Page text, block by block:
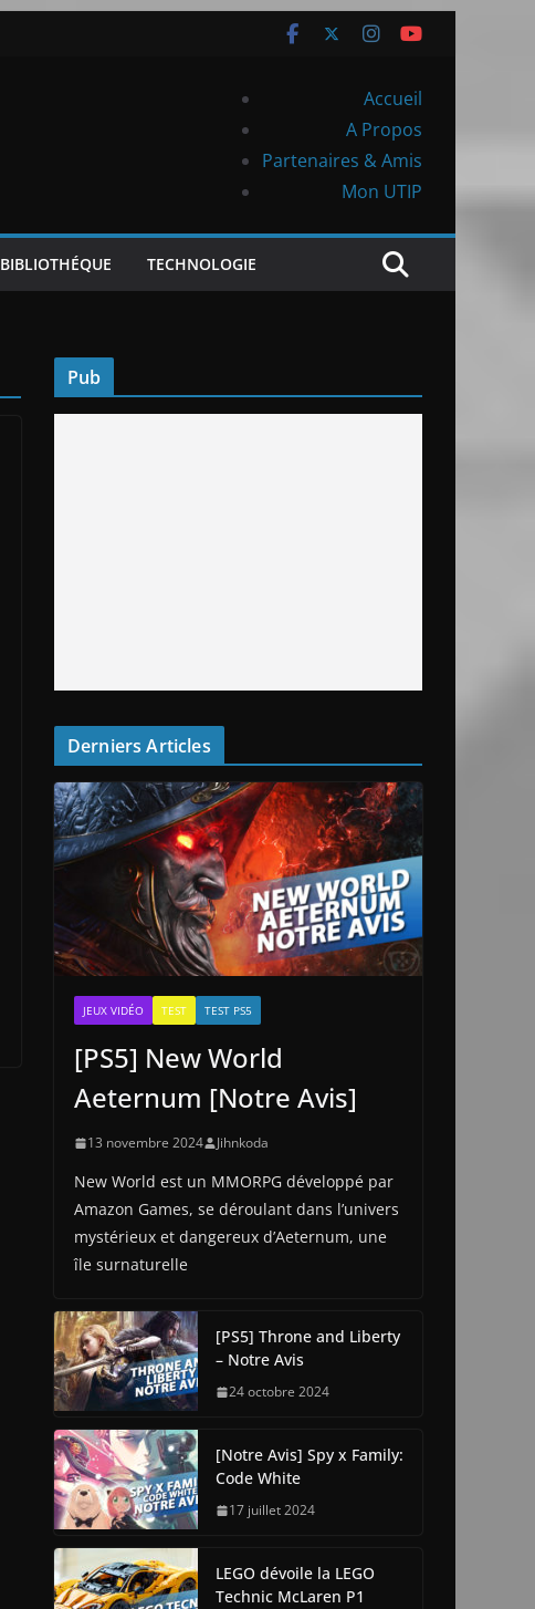
Accueil
A Propos
Partenaires & Amis
Mon UTIP
BIBLIOTHÉQUE TECHNOLOGIE
Pub
Derniers Articles
JEUX VIDÉO TEST TEST PS5
[PS5] New World
Aeternum [Notre Avis]
13 novembre 2024 Jihnkoda
New World est un MMORPG développé par
Amazon Games, se déroulant dans l’univers
mystérieux et dangereux d’Aeternum, une
île surnaturelle
[PS5] Throne and Liberty
– Notre Avis
24 octobre 2024
[Notre Avis] Spy x Family:
Code White
17 juillet 2024
LEGO dévoile la LEGO
Technic McLaren P1